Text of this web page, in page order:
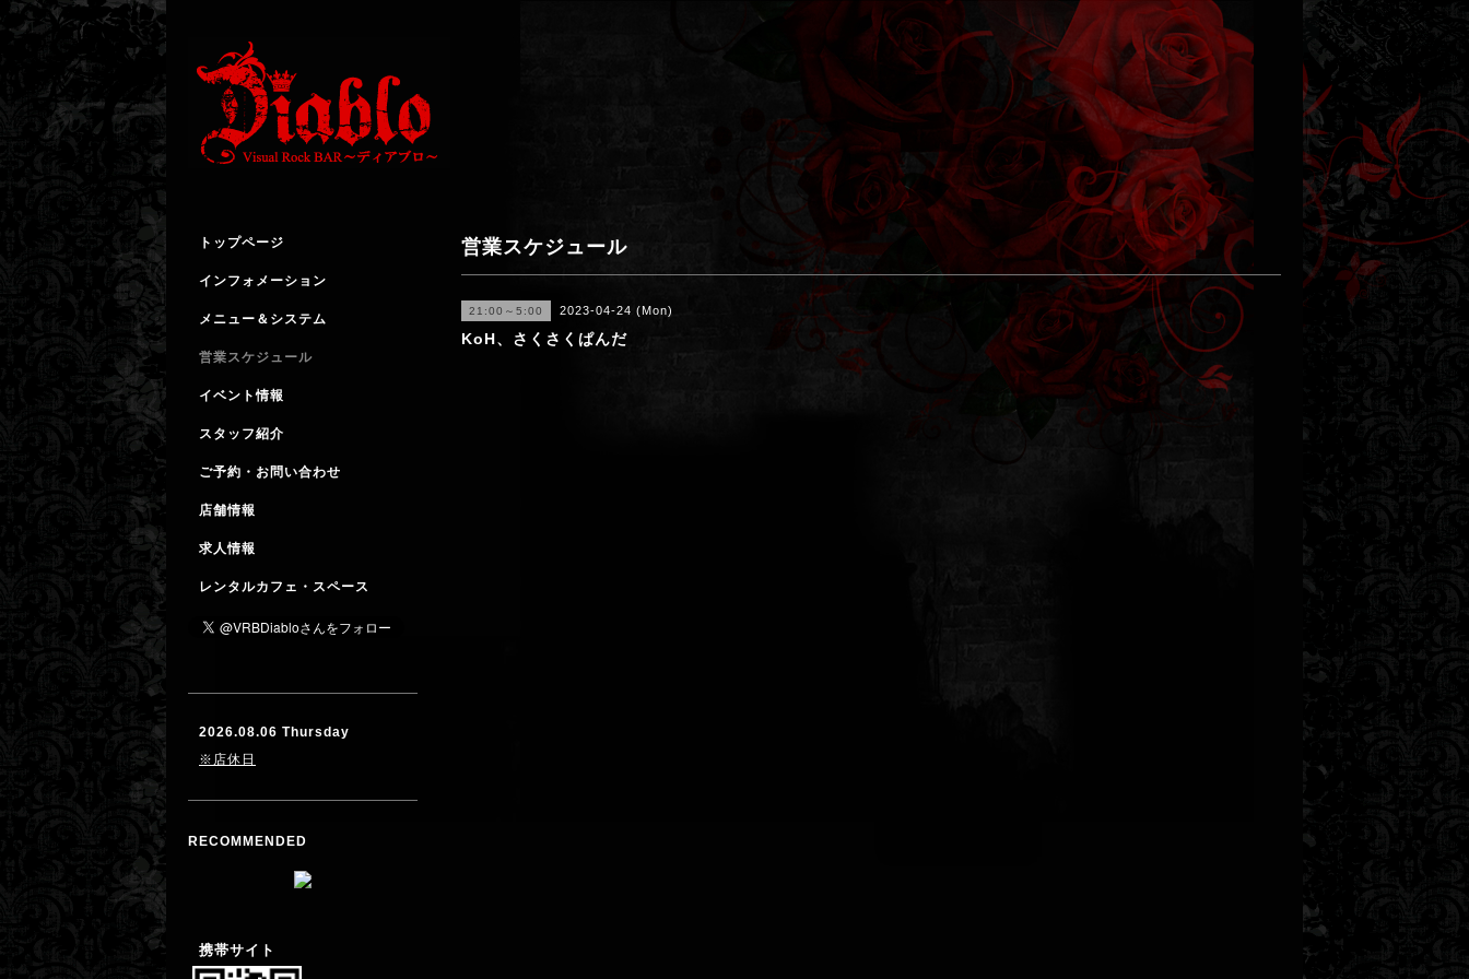
営業スケジュール
21:00～5:00 2023-04-24 (Mon)
KoH、さくさくぱんだ
トップページ
インフォメーション
メニュー＆システム
営業スケジュール
イベント情報
スタッフ紹介
ご予約・お問い合わせ
店舗情報
求人情報
レンタルカフェ・スペース
2026.08.06 Thursday
※店休日
RECOMMENDED
携帯サイト